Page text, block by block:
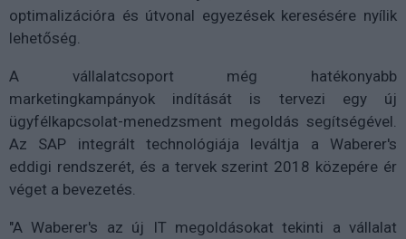
optimalizációra és útvonal egyezések keresésére nyílik
lehetőség.
A vállalatcsoport még hatékonyabb
marketingkampányok indítását is tervezi egy új
ügyfélkapcsolat-menedzsment megoldás segítségével.
Az SAP integrált technológiája leváltja a Waberer's
eddigi rendszerét, és a tervek szerint 2018 közepére ér
véget a bevezetés.
"A Waberer's az új IT megoldásokat tekinti a vállalat